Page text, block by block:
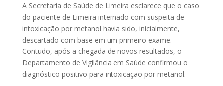
A Secretaria de Saúde de Limeira esclarece que o caso
do paciente de Limeira internado com suspeita de
intoxicação por metanol havia sido, inicialmente,
descartado com base em um primeiro exame.
Contudo, após a chegada de novos resultados, o
Departamento de Vigilância em Saúde confirmou o
diagnóstico positivo para intoxicação por metanol.